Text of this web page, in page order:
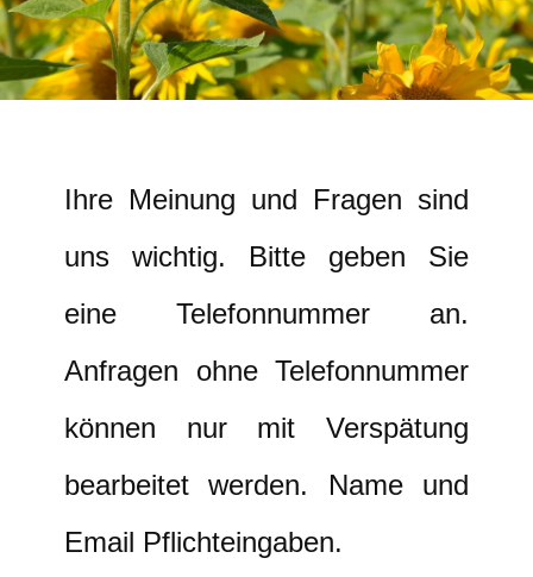
Ihre Meinung und Fragen sind
uns wichtig. Bitte geben Sie
eine Telefonnummer an.
Anfragen ohne Telefonnummer
können nur mit Verspätung
bearbeitet werden. Name und
Email Pflichteingaben.